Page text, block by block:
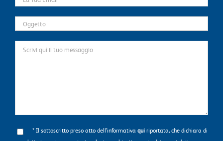
* Il sottoscritto preso atto dell’informativa quiriportata, che dichiara di